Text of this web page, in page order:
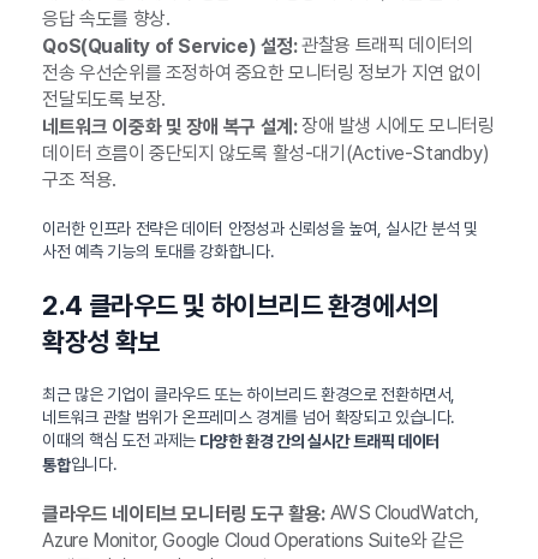
응답 속도를 향상.
QoS(Quality of Service) 설정:관찰용 트래픽 데이터의
전송 우선순위를 조정하여 중요한 모니터링 정보가 지연 없이
전달되도록 보장.
네트워크 이중화 및 장애 복구 설계:장애 발생 시에도 모니터링
데이터 흐름이 중단되지 않도록 활성-대기(Active-Standby)
구조 적용.
이러한 인프라 전략은 데이터 안정성과 신뢰성을 높여, 실시간 분석 및
사전 예측 기능의 토대를 강화합니다.
2.4 클라우드 및 하이브리드 환경에서의
확장성 확보
최근 많은 기업이 클라우드 또는 하이브리드 환경으로 전환하면서,
네트워크 관찰 범위가 온프레미스 경계를 넘어 확장되고 있습니다.
이때의 핵심 도전 과제는 다양한 환경 간의 실시간 트래픽 데이터
통합입니다.
클라우드 네이티브 모니터링 도구 활용:AWS CloudWatch,
Azure Monitor, Google Cloud Operations Suite와 같은